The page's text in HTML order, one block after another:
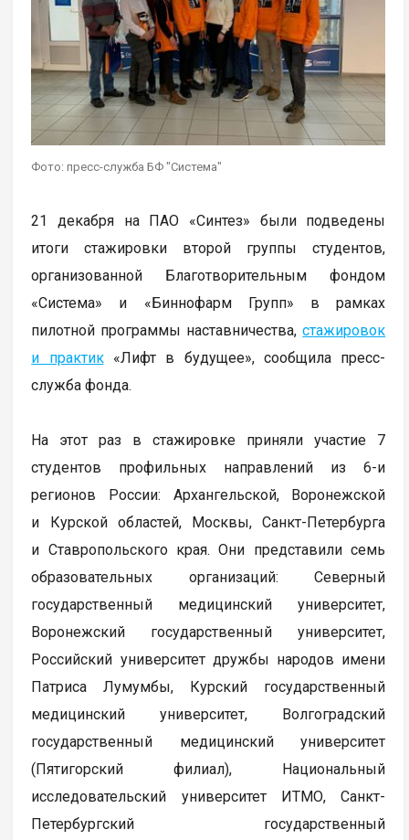
Фото: пресс-служба БФ "Система"
21 декабря на ПАО «Синтез» были подведены
итоги стажировки второй группы студентов,
организованной Благотворительным фондом
«Система» и «Биннофарм Групп» в рамках
пилотной программы наставничества,стажировок
и практик«Лифт в будущее», сообщила пресс-
служба фонда.
На этот раз в стажировке приняли участие 7
студентов профильных направлений из 6-и
регионов России: Архангельской, Воронежской
и Курской областей, Москвы, Санкт-Петербурга
и Ставропольского края. Они представили семь
образовательных организаций: Северный
государственный медицинский университет,
Воронежский государственный университет,
Российский университет дружбы народов имени
Патриса Лумумбы, Курский государственный
медицинский университет, Волгоградский
государственный медицинский университет
(Пятигорский филиал), Национальный
исследовательский университет ИТМО, Санкт-
Петербургский государственный